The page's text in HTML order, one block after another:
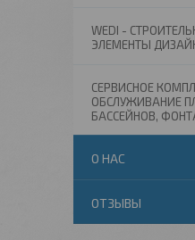
WEDI -
ЭЛЕМЕНТЫ
СЕРВИСНОЕ
ОБСЛУЖИВАНИЕ
БАССЕЙНОВ,
О НАС
ОТЗЫВЫ